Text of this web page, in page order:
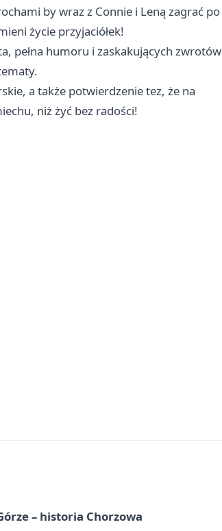
by wraz z Connie i Leną zagrać po
życie przyjaciółek!
pełna humoru i zaskakujących zwrotów
a także potwierdzenie tez, że na
niż żyć bez radości!
– historia Chorzowa